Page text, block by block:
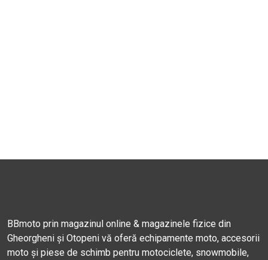
BBmoto prin magazinul online & magazinele fizice din
Gheorgheni și Otopeni vă oferă echipamente moto, accesorii
moto și piese de schimb pentru motociclete, snowmobile,